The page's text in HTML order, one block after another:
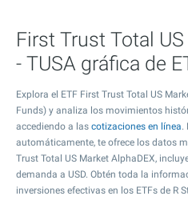
First Trust Total
- TUSA gráfica de
Explora el ETF First Trust Total US
Funds) y analiza los movimientos
accediendo a las cotizaciones en línea.
automáticamente, te ofrece los datos
Trust Total US Market AlphaDEX,
demanda a USD. Obtén toda la
inversiones efectivas en los ETFs de R